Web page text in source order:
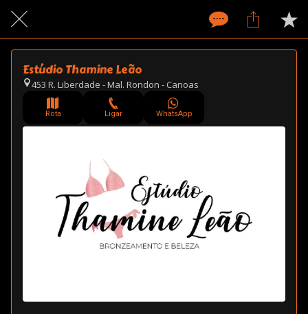
Estúdio Thamine Leão
453 R. Liberdade - Mal. Rondon - Canoas
Rota Ligar WhatsApp